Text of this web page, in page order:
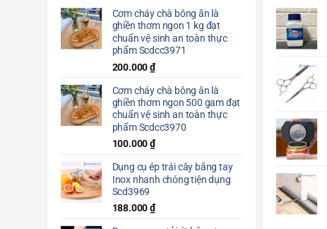
Cơm cháy chà bông ăn là
ghiền thơm ngon 1 kg đạt
chuẩn vệ sinh an toàn thực
phẩm Scdcc3971
200.000₫
Cơm cháy chà bông ăn là
ghiền thơm ngon 500 gam đạt
chuẩn vệ sinh an toàn thực
phẩm Scdcc3970
100.000₫
Dụng cụ ép trái cây bằng tay
Inox nhanh chóng tiện dụng
Scd3969
188.000₫